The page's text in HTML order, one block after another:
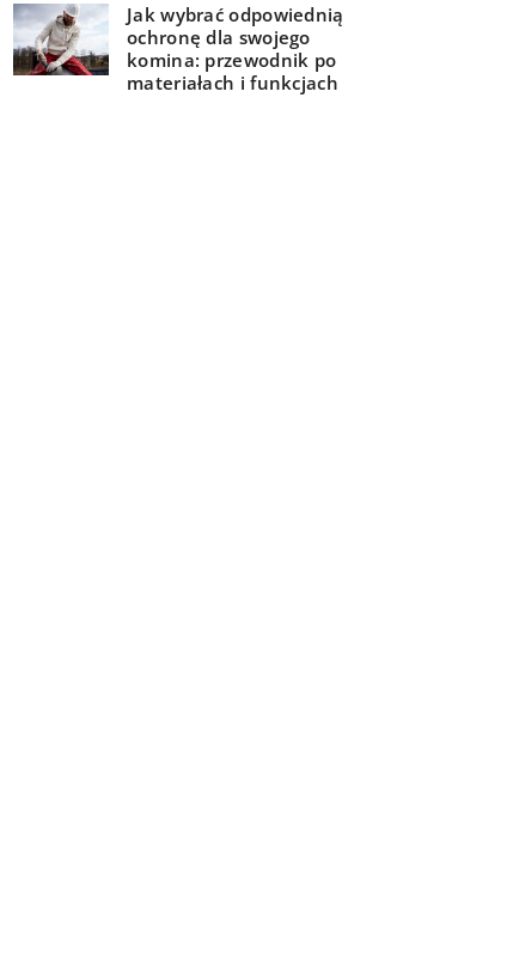
Jak wybrać odpowiednią
ochronę dla swojego
komina: przewodnik po
materiałach i funkcjach